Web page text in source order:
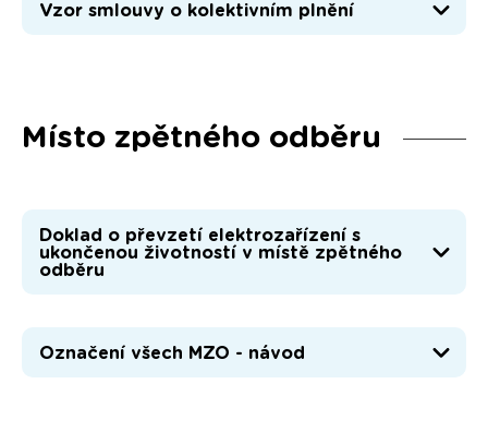
Vzor smlouvy o kolektivním plnění
Místo zpětného odběru
Doklad o převzetí elektrozařízení s
ukončenou životností v místě zpětného
odběru
Označení všech MZO - návod